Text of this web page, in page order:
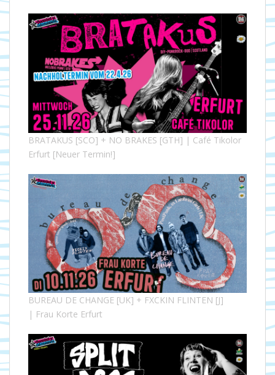
BRATAKUS [SCO] + NO BRAKES [GTH] | Café Tikolor
Erfurt [Neuer Termin!]
BUREAU DE CHANGE [UK] + FXCKIN FLINTEN [J]
| Frau Korte Erfurt